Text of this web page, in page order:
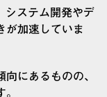
システム開発やデ
が加速していま
にあるものの、